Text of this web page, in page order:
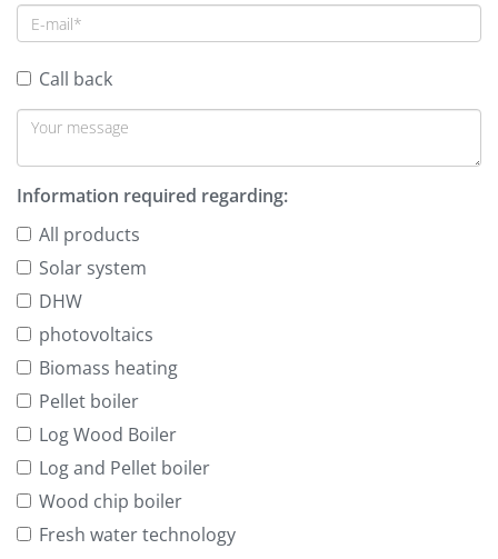
Call back
Information required regarding:
All products
Solar system
DHW
photovoltaics
Biomass heating
Pellet boiler
Log Wood Boiler
Log and Pellet boiler
Wood chip boiler
Fresh water technology